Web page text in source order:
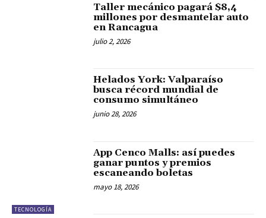
Taller mecánico pagará $8,4
millones por desmantelar auto
en Rancagua
julio 2, 2026
Helados York: Valparaíso
busca récord mundial de
consumo simultáneo
junio 28, 2026
TECNOLOGÍA
App Cenco Malls: así puedes
ganar puntos y premios
escaneando boletas
mayo 18, 2026